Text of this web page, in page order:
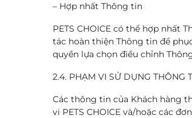
– Hợp nhất Thông tin
PETS CHOICE có thể hợp nhất
tác hoàn thiện Thông tin để
quyền lựa chọn điều chỉnh
2.4. PHẠM VI SỬ DỤNG THÔNG
Các thông tin của Khách hàng
vi PETS CHOICE và/hoặc các